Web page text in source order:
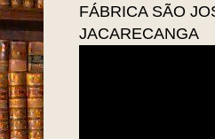
FÁBRICA SÃO
JACARECANGA